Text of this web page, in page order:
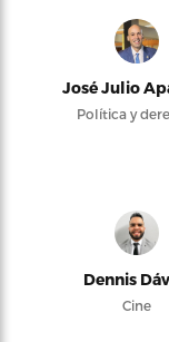
José Julio
Política y
Dennis
Cine